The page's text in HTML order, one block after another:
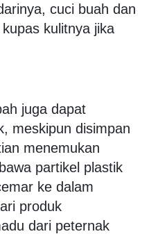
cuci buah dan
kulitnya jika
juga dapat
meskipun disimpan
menemukan
partikel plastik
ke dalam
produk
dari peternak